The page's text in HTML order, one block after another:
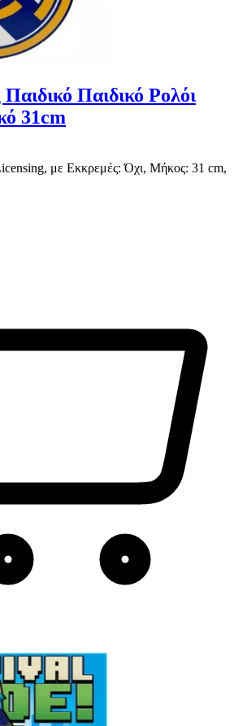
Παιδικό Ρολόι
31cm
με Εκκρεμές: Όχι, Μήκος: 31 cm,